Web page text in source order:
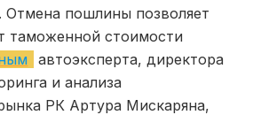
Отмена пошлины позволяет
таможенной стоимости
автоэксперта, директора
и анализа
РК Артура Мискаряна,